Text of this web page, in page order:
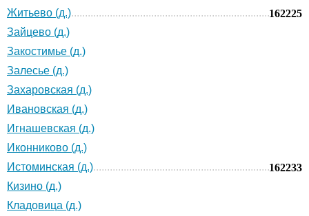
Житьево (д.)
162225
Зайцево (д.)
Закостимье (д.)
Залесье (д.)
Захаровская (д.)
Ивановская (д.)
Игнашевская (д.)
Иконниково (д.)
Истоминская (д.)
162233
Кизино (д.)
Кладовица (д.)